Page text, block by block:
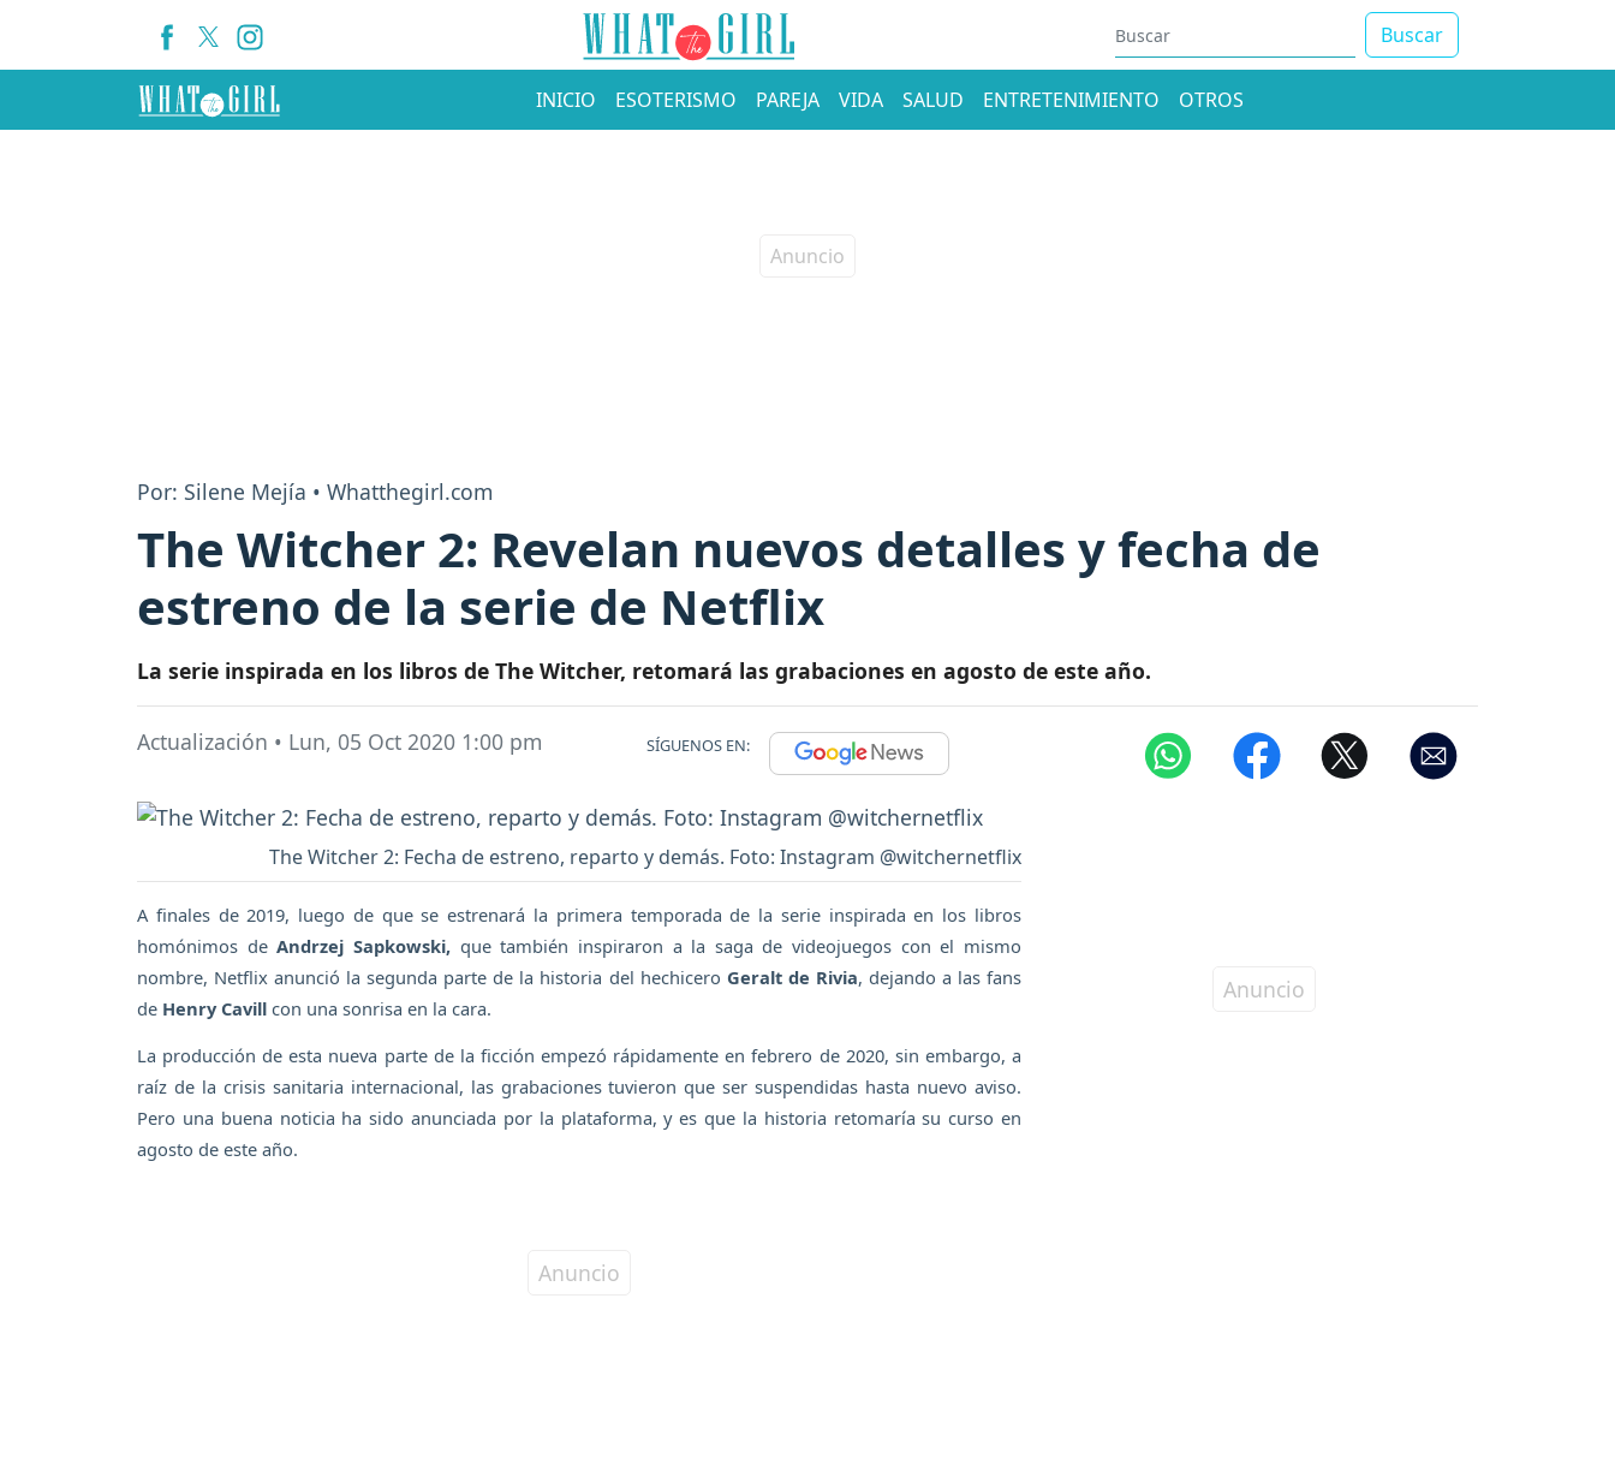
Buscar
INICIO ESOTERISMO PAREJA VIDA SALUD ENTRETENIMIENTO OTROS
Por: Silene Mejía • Whatthegirl.com
The Witcher 2: Revelan nuevos detalles y fecha de
estreno de la serie de Netflix
La serie inspirada en los libros de The Witcher, retomará las grabaciones en agosto de este año.
Actualización • Lun, 05 Oct 2020 1:00 pm SÍGUENOS EN:
The Witcher 2: Fecha de estreno, reparto y demás. Foto: Instagram @witchernetflix
A finales de 2019, luego de que se estrenará la primera temporada de la serie inspirada en los libros
homónimos deAndrzej Sapkowski,que también inspiraron a la saga de videojuegos con el mismo
nombre, Netflix anunció la segunda parte de la historia del hechicero Geralt de Rivia, dejando a las fans
de Henry Cavill con una sonrisa en la cara.
La producción de esta nueva parte de la ficción empezó rápidamente en febrero de 2020, sin embargo, a
raíz de la crisis sanitaria internacional, las grabaciones tuvieron que ser suspendidas hasta nuevo aviso.
Pero una buena noticia ha sido anunciada por la plataforma, y es que la historia retomaría su curso en
agosto de este año.